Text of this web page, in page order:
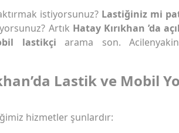
istiyorsunuz? Lastiğiniz mi
Artık Hatay Kırıkhan ’da
lastikçi arama son.
Lastik ve Mobil
hizmetler şunlardır: